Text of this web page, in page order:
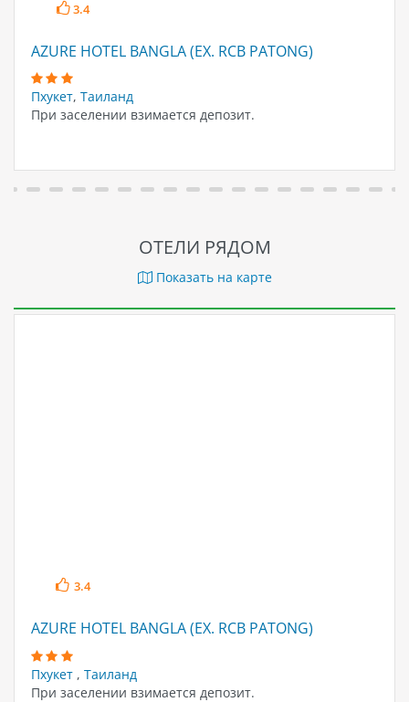
3.4
AZURE HOTEL BANGLA (EX. RCB PATONG)
Пхукет, Таиланд
При заселении взимается депозит.
ОТЕЛИ РЯДОМ
Показать на карте
3.4
AZURE HOTEL BANGLA (EX. RCB PATONG)
Пхукет , Таиланд
При заселении взимается депозит.